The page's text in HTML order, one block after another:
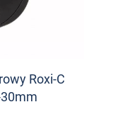
Roxi-C